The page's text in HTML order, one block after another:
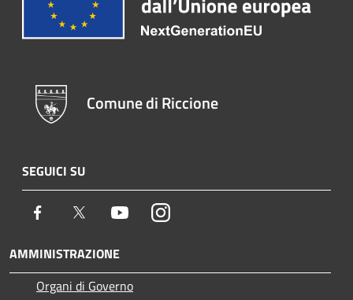
Comune di Riccione
SEGUICI SU
Facebook Twitter YoutubeInstagram
AMMINISTRAZIONE
Organi di Governo